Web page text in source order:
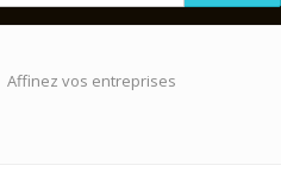
Affinez vos entreprises